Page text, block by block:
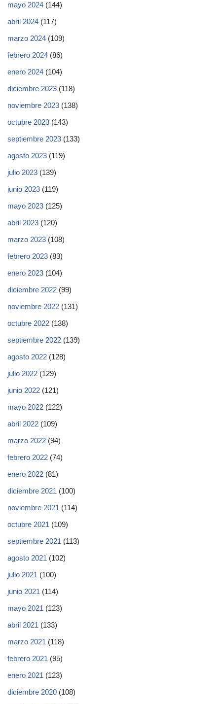
mayo 2024 (144)
abril 2024 (117)
marzo 2024 (109)
febrero 2024 (86)
enero 2024 (104)
diciembre 2023 (118)
noviembre 2023 (138)
octubre 2023 (143)
septiembre 2023 (133)
agosto 2023 (119)
julio 2023 (139)
junio 2023 (119)
mayo 2023 (125)
abril 2023 (120)
marzo 2023 (108)
febrero 2023 (83)
enero 2023 (104)
diciembre 2022 (99)
noviembre 2022 (131)
octubre 2022 (138)
septiembre 2022 (139)
agosto 2022 (128)
julio 2022 (129)
junio 2022 (121)
mayo 2022 (122)
abril 2022 (109)
marzo 2022 (94)
febrero 2022 (74)
enero 2022 (81)
diciembre 2021 (100)
noviembre 2021 (114)
octubre 2021 (109)
septiembre 2021 (113)
agosto 2021 (102)
julio 2021 (100)
junio 2021 (114)
mayo 2021 (123)
abril 2021 (133)
marzo 2021 (118)
febrero 2021 (95)
enero 2021 (123)
diciembre 2020 (108)